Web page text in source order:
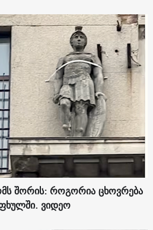
შორის: როგორია ცხოვრება
ვიდეო